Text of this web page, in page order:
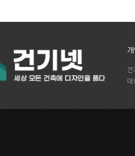
건
대